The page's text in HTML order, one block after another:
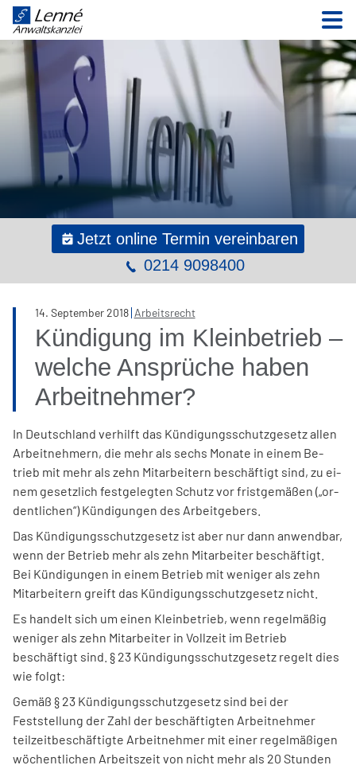
Jetzt online Termin vereinbaren
0214 9098400
14. September2018 Arbeitsrecht
Kündigung im Kleinbetrieb –
welche Ansprüche haben
Arbeitnehmer?
In Deutschland verhilft das Kün­di­gungs­schutz­ge­setz al­len
Ar­beit­neh­mern, die mehr als sechs Mo­na­te in ei­nem Be­
trieb mit mehr als zehn Mitarbeitern be­schäf­tigt sind, zu ei­
nem ge­setz­lich fest­ge­leg­ten Schutz vor frist­ge­mä­ßen („or­
dent­li­chen“) Kün­di­gun­gen des Ar­beit­ge­bers.
Das Kündigungsschutzgesetz ist aber nur dann anwendbar,
wenn der Betrieb mehr als zehn Mitarbeiter beschäftigt.
Bei Kündigungen in einem Betrieb mit weniger als zehn
Mitarbeitern greift das Kündigungsschutzgesetz nicht.
Es handelt sich um einen Kleinbetrieb, wenn regelmäßig
weniger als zehn Mitarbeiter in Vollzeit im Betrieb
beschäftigt sind. § 23 Kündigungsschutzgesetz regelt dies
wie folgt:
Gemäß § 23 Kündigungsschutzgesetz sind bei der
Feststellung der Zahl der beschäftigten Arbeitnehmer
teilzeitbeschäftigte Arbeitnehmer mit einer regelmäßigen
wöchentlichen Arbeitszeit von nicht mehr als 20 Stunden